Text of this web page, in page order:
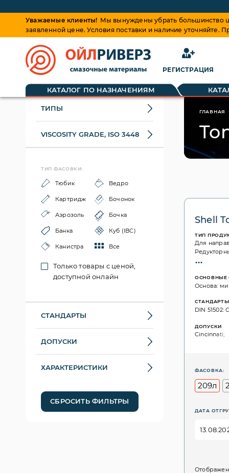
Уважаемые клиенты! Мы вынуждены убрать большинство
заявленной цене. Условия поставки и наличие
РЕГИСТРАЦИЯ
КАТАЛОГ ПО НАЗНАЧЕНИЯМ
ТИПЫ
VISCOSITY GRADE, ISO 3448
ТИП ФАСОВКИ:
Тюбик Ведро
Картридж Бочонок
Аэрозоль Бочка
Банка Куб (IBC)
Канистра Все
Только товары с ценой,
доступной онлайн
СТАНДАРТЫ
ДОПУСКИ
ХАРАКТЕРИСТИКИ
СБРОСИТЬ ФИЛЬТРЫ
ГЛАВНАЯ
Shell
ТИП
Для
ОСНОВНЫЕ
Основа:
СТАНДАРТЫ
DIN 51502:
ДОПУСКИ
Cincinnati;
ФАСОВКА:
209л
ДАТА